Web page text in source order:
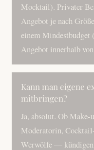
Mocktail). Privater
Angebot je nach
einem Mindestbudget
Angebot innerhalb
Kann man eigene
mitbringen?
Ja, absolut. Ob
Moderatorin,
Werwölfe — kündigen